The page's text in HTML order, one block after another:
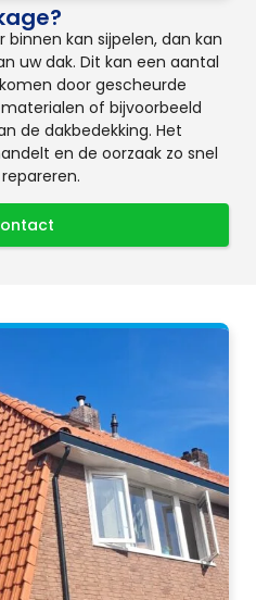
kan sijpelen, dan kan
uw dak. Dit kan een aantal
door gescheurde
of bijvoorbeeld
de dakbedekking. Het
en de oorzaak zo snel